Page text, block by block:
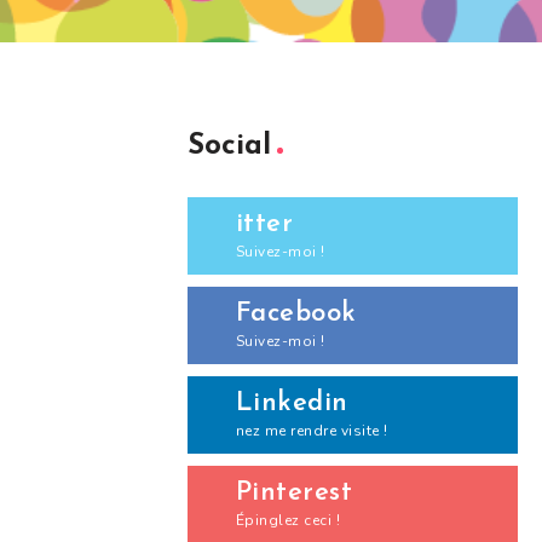
Social
itter
Suivez-moi !
Facebook
Suivez-moi !
Linkedin
nez me rendre visite !
Pinterest
Épinglez ceci !